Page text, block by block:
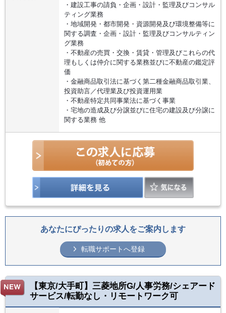
・建設工事の請負・企画・設計・監理及びコンサル
ティング業務
・地域開発・都市開発・資源開発及び環境整備等に
関する調査・企画・設計・監理及びコンサルティン
グ業務
・不動産の売買・交換・賃貸・管理及びこれらの代
理もしくは仲介に関する業務並びに不動産の鑑定評
価
・金融商品取引法に基づく第二種金融商品取引業、
投資助言／代理業及び投資運用業
・不動産特定共同事業法に基づく事業
・宅地の造成及び分譲並びに住宅の建設及び分譲に
関する業務 他
あなたにぴったりの求人をご案内します
転職サポートへ登録
【東京/大手町】三菱地所G/人事労務/シェアード
サービス/転勤なし・リモートワーク可